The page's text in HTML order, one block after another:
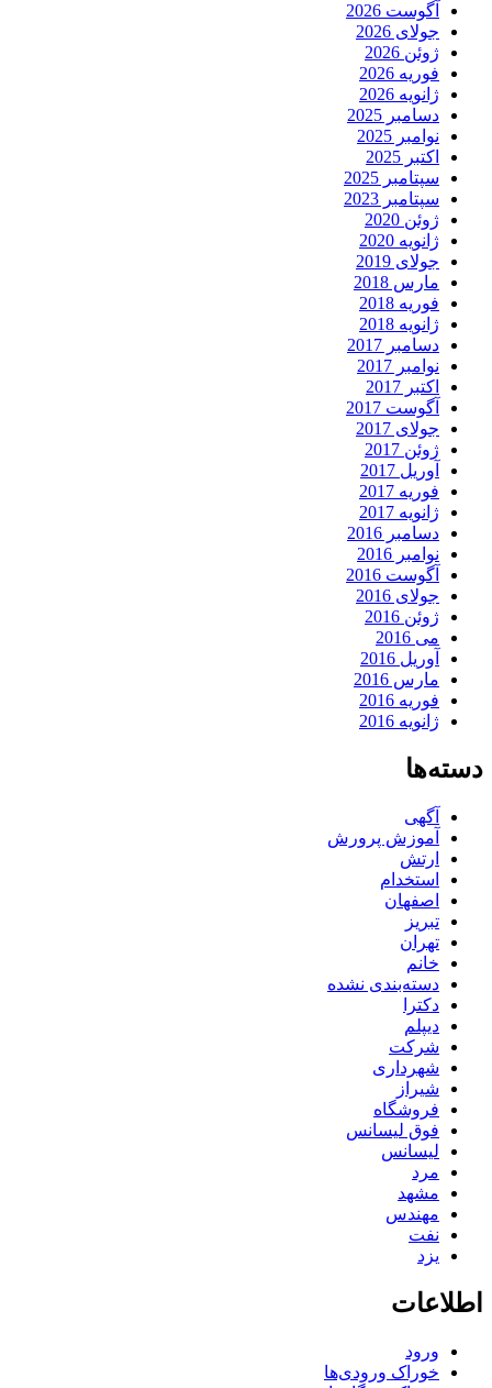
آگوست 2026
جولای 2026
ژوئن 2026
فوریه 2026
ژانویه 2026
دسامبر 2025
نوامبر 2025
اکتبر 2025
سپتامبر 2025
سپتامبر 2023
ژوئن 2020
ژانویه 2020
جولای 2019
مارس 2018
فوریه 2018
ژانویه 2018
دسامبر 2017
نوامبر 2017
اکتبر 2017
آگوست 2017
جولای 2017
ژوئن 2017
آوریل 2017
فوریه 2017
ژانویه 2017
دسامبر 2016
نوامبر 2016
آگوست 2016
جولای 2016
ژوئن 2016
می 2016
آوریل 2016
مارس 2016
فوریه 2016
ژانویه 2016
دسته‌ها
آگهی
آموزش پرورش
ارتش
استخدام
اصفهان
تبریز
تهران
خانم
دسته‌بندی نشده
دکترا
دیپلم
شرکت
شهرداری
شیراز
فروشگاه
فوق لیسانس
لیسانس
مرد
مشهد
مهندس
نفت
یزد
اطلاعات
ورود
خوراک ورودی‌ها